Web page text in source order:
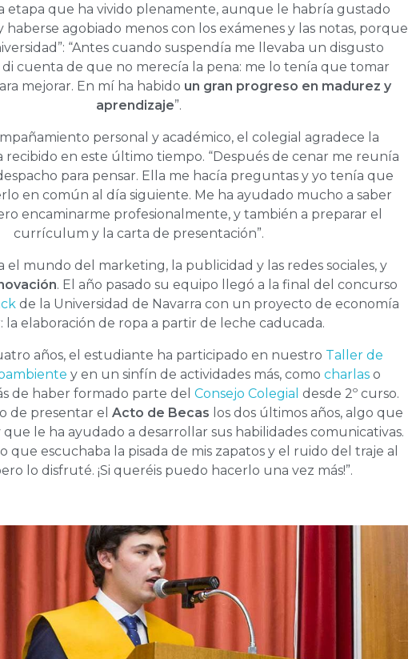
etapa que ha vivido plenamente, aunque le habría gustado
agobiado menos con los exámenes y las notas, porque
“Antes cuando suspendía me llevaba un disgusto
cuenta de que no merecía la pena: me lo tenía que tomar
mejorar. En mí ha habido un gran progreso en madurez y
aprendizaje”.
personal y académico, el colegial agradece la
recibido en este último tiempo. “Después de cenar me reunía
para pensar. Ella me hacía preguntas y yo tenía que
en común al día siguiente. Me ha ayudado mucho a saber
encaminarme profesionalmente, y también a preparar el
currículum y la carta de presentación”.
el mundo del marketing, la publicidad y las redes sociales, y
. El año pasado su equipo llegó a la final del concurso
de la Universidad de Navarra con un proyecto de economía
la elaboración de ropa a partir de leche caducada.
años, el estudiante ha participado en nuestro Taller de
y en un sinfín de actividades más, como charlaso
de haber formado parte del Consejo Colegial desde 2º curso.
de presentar el Acto de Becas los dos últimos años, algo que
le ha ayudado a desarrollar sus habilidades comunicativas.
que escuchaba la pisada de mis zapatos y el ruido del traje al
lo disfruté. ¡Si queréis puedo hacerlo una vez más!”.